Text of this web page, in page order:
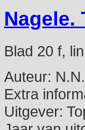
Nagele.
Blad 20 f,
Auteur: N.N.
Extra
Uitgever: